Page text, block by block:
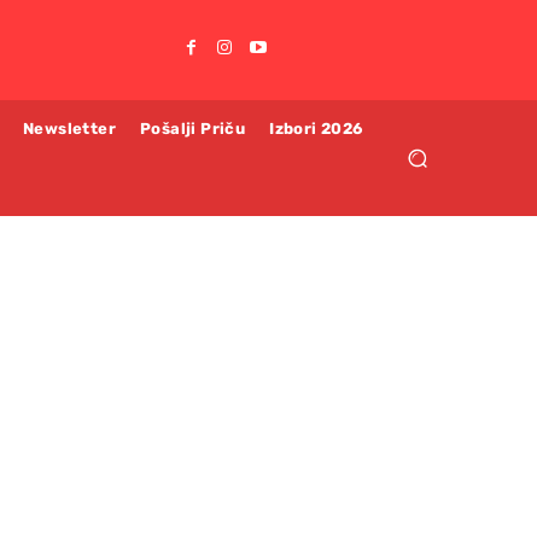
Newsletter Pošalji Priču Izbori 2026